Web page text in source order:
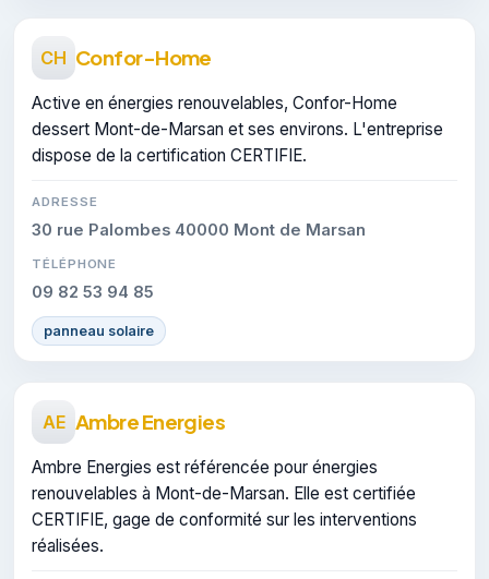
CH Confor-Home
Active en énergies renouvelables, Confor-Home
dessert Mont-de-Marsan et ses environs. L'entreprise
dispose de la certification CERTIFIE.
ADRESSE
30 rue Palombes 40000 Mont de Marsan
TÉLÉPHONE
09 82 53 94 85
panneau solaire
AE Ambre Energies
Ambre Energies est référencée pour énergies
renouvelables à Mont-de-Marsan. Elle est certifiée
CERTIFIE, gage de conformité sur les interventions
réalisées.